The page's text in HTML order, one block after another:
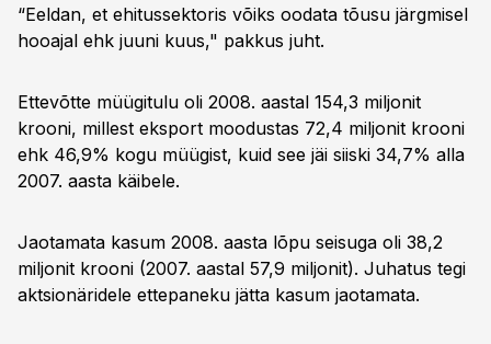
“Eeldan, et ehitussektoris võiks oodata tõusu järgmisel
hooajal ehk juuni kuus," pakkus juht.
Ettevõtte müügitulu oli 2008. aastal 154,3 miljonit
krooni, millest eksport moodustas 72,4 miljonit krooni
ehk 46,9% kogu müügist, kuid see jäi siiski 34,7% alla
2007. aasta käibele.
Jaotamata kasum 2008. aasta lõpu seisuga oli 38,2
miljonit krooni (2007. aastal 57,9 miljonit). Juhatus tegi
aktsionäridele ettepaneku jätta kasum jaotamata.